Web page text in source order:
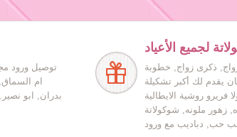
توصيل ورود
ام
بدران, ابو
لجميع الأعياد
ذكرى زواج, خطوبة
يقدم لك أكبر تشكيلة
فريرو روشية الايطالية
زهور ملونه, شوكولاتة